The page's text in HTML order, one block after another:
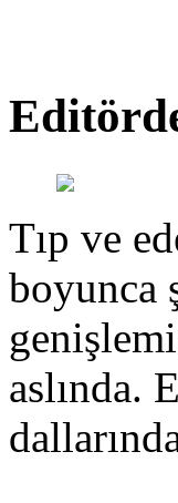
Tıp ve
boyunca
aslında.